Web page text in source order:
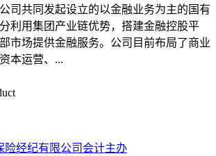
司共同发起设立的以金融业务为主的国有
利用集团产业链优势，搭建金融控股平
市场提供金融服务。公司目前布局了商业
本运营、...